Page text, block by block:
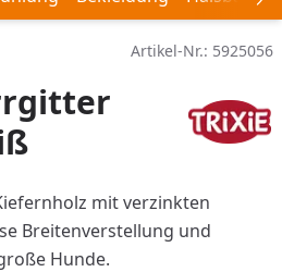
Artikel-Nr.: 5925056
mit verzinkten
Breitenverstellung und
Hunde.